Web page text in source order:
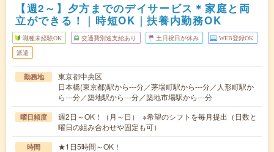
【週2～】夕方までのデイサービス＊家庭と両
立ができる！｜時短OK｜扶養内勤務OK
職種未経験OK 交通費別途支給あり 土日祝日が休み WEB登録OK
派遣
勤務地
東京都中央区
日本橋(東京都)駅から---分／茅場町駅から---分／人形町駅か
ら---分／築地駅から---分／築地市場駅から---分
曜日頻度
週2日～OK！（月～日） ※希望のシフトを毎月提出（日数と
曜日の組み合わせや固定も可）
時間 ★1日5時間～OK！